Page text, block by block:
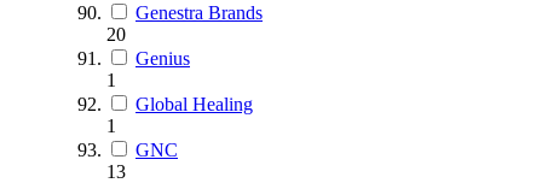
Genestra Brands
20
Genius
1
Global Healing
1
GNC
13